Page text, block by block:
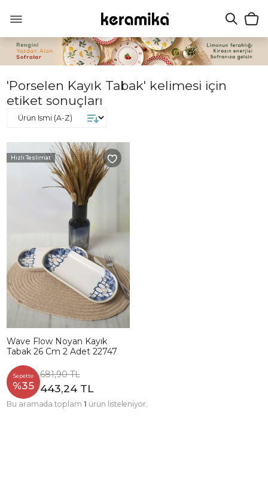
'Porselen Kayık Tabak' kelimesi için
etiket sonuçları
Hızlı Teslimat
Wave Flow Noyan Kayık
Tabak 26 Cm 2 Adet 22747
Sepette
%35
681,90 TL
443,24 TL
Bu aramada toplam 1 ürün listeleniyor.